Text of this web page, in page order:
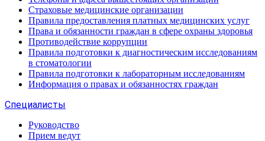
Страховые медицинские организации
Правила предоставления платных медицинских услуг
Права и обязанности граждан в сфере охраны здоровья
Противодействие коррупции
Правила подготовки к диагностическим исследованиям
в стоматологии
Правила подготовки к лабораторным исследованиям
Информация о правах и обязанностях граждан
Специалисты
Руководство
Прием ведут